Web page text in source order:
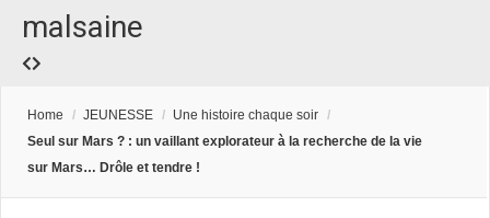
malsaine
Home / JEUNESSE / Une histoire chaque soir /
Seul sur Mars ? : un vaillant explorateur à la recherche de la vie
sur Mars… Drôle et tendre !